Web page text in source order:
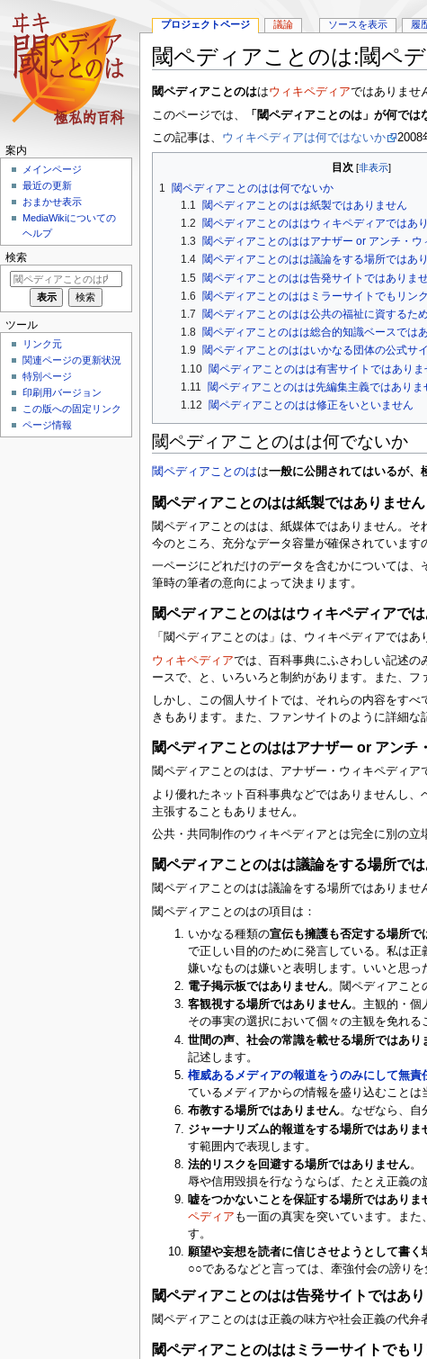
閾ペディアことのは:閾ペ
ナ
ビ
ー
ン
検
索
移
閾ペディアことのははウィキペディアではありませ
このページでは、
「閾ペディアことのは」が何で
この記事は、 ウィキペディアは何ではないか 2008
目次
1
閾ペディアことのはは何でないか
1.1
閾ペディアことのはは紙製ではありません
1.2
閾ペディアことのははウィキペディアではあ
1.3
閾ペディアことのははアナザー or アンチ・
1.4 閾ペディアことのはは議論をする場所ではあ
1.5 閾ペディアことのはは告発サイトではありま
1.6 閾ペディアことのははミラーサイトでもリン
1.7
閾ペディアことのはは公共の福祉に資するた
1.8 閾ペディアことのはは総合的知識ベースでは
1.9
閾ペディアことのははいかなる団体の公式サ
1.10 閾ペディアことのはは有害サイトではありま
1.11 閾ペディアことのはは先編集主義ではありま
1.12
閾ペディアことのはは修正をいといません
閾ペディアことのはは何でないか
閾ペディアことのはは一般に公開されてはいるが、
閾ペディアことのはは紙製ではありません
閾ペディアことのはは、紙媒体ではありません。
今のところ、充分なデータ容量が確保されています
一ページにどれだけのデータを含むかについては
筆時の筆者の意向によって決まります。
閾ペディアことのははウィキペディアで
「閾ペディアことのは」は、ウィキペディアではあ
ウィキペディアでは、百科事典にふさわしい記述の
ースで、と、いろいろと制約があります。また、
しかし、この個人サイトでは、それらの内容をす
きもあります。また、ファンサイトのように詳細
閾ペディアことのははアナザー or アンチ
閾ペディアことのはは、アナザー・ウィキペディア
より優れたネット百科事典などではありませんし
主張することもありません。
公共・共同制作のウィキペディアとは完全に別の立
閾ペディアことのはは議論をする場所で
閾ペディアことのはは議論をする場所ではありま
閾ペディアことのはの項目は：
いかなる種類の宣伝も擁護も否定する場所で
で正しい目的のために発言している。私は
嫌いなものは嫌いと表明します。いいと思っ
電子掲示板ではありません。閾ペディアこと
客観視する場所ではありません。主観的・個
その事実の選択において個々の主観を免れる
世間の声、社会の常識を載せる場所ではあり
記述します。
権威あるメディアの報道をうのみにして無
ているメディアからの情報を盛り込むことは
布教する場所ではありません。なぜなら、自
ジャーナリズム的報道をする場所ではありま
す範囲内で表現します。
法的リスクを回避する場所ではありません。
辱や信用毀損を行なうならば、たとえ正義の
嘘をつかないことを保証する場所ではありま
ペディア も一面の真実を突いています。ま
す。
願望や妄想を読者に信じさせようとして書く
○○であるなどと言っては、牽強付会の謗り
閾ペディアことのはは告発サイトではあ
閾ペディアことのはは正義の味方や社会正義の代弁
閾ペディアことのははミラーサイトでも
プロジェクトページ 議論 ソースを表示 履
案内
メインページ
最近の更新
おまかせ表示
MediaWikiについての
ヘルプ
検索
ツール
リンク元
関連ページの更新状況
特別ページ
印刷用バージョン
この版への固定リンク
ページ情報